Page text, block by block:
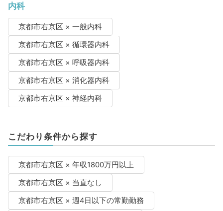
内科
京都市右京区 × 一般内科
京都市右京区 × 循環器内科
京都市右京区 × 呼吸器内科
京都市右京区 × 消化器内科
京都市右京区 × 神経内科
こだわり条件から探す
京都市右京区 × 年収1800万円以上
京都市右京区 × 当直なし
京都市右京区 × 週4日以下の常勤勤務